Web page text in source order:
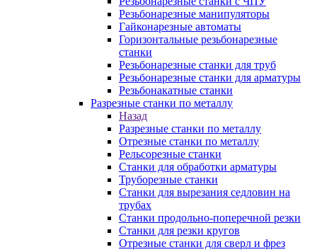
Резьбонарезные манипуляторы
Гайконарезные автоматы
Горизонтальные резьбонарезные
станки
Резьбонарезные станки для труб
Резьбонарезные станки для арматуры
Резьбонакатные станки
Разрезные станки по металлу
Назад
Разрезные станки по металлу
Отрезные станки по металлу
Рельсорезные станки
Станки для обработки арматуры
Труборезные станки
Станки для вырезания седловин на
трубаx
Станки продольно-поперечной резки
Станки для резки кругов
Отрезные станки для сверл и фрез